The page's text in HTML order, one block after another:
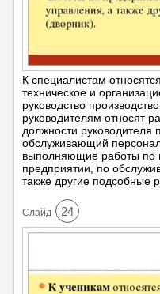
К специалистам
техническое и
руководство
руководителям относят
должности
обслуживающий
выполняющие работы по
предприятии, по
также другие подсобные
Cлайд 24